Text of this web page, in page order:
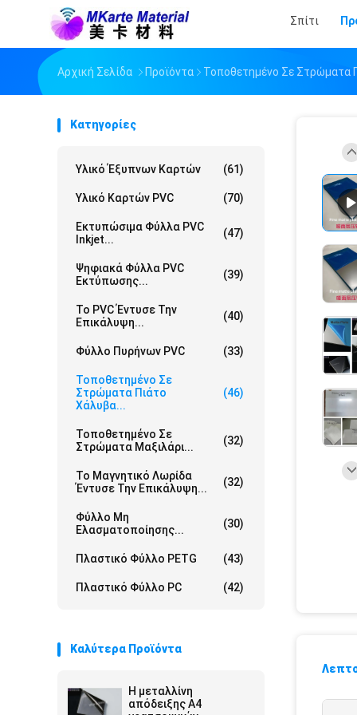
Σπίτι
Αρχική Σελίδα Προϊόντα Τοποθετημένο Σε Στρώματα
Κατηγορίες
Υλικό Έξυπνων Καρτών (61)
Υλικό Καρτών PVC (70)
Εκτυπώσιμα Φύλλα PVC
Inkjet...
(47)
Ψηφιακά Φύλλα PVC
Εκτύπωσης...
(39)
Το PVC Έντυσε Την
Επικάλυψη...
(40)
Φύλλο Πυρήνων PVC (33)
Τοποθετημένο Σε
Στρώματα Πιάτο
Χάλυβα...
(46)
Τοποθετημένο Σε
Στρώματα Μαξιλάρι...
(32)
Το Μαγνητικό Λωρίδα
Έντυσε Την Επικάλυψη...
(32)
Φύλλο Μη
Ελασματοποίησης...
(30)
Πλαστικό Φύλλο PETG (43)
Πλαστικό Φύλλο PC (42)
Καλύτερα Προϊόντα
Η μεταλλίνη
απόδειξης A4